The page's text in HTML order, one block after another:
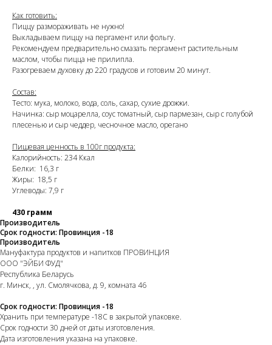
Как готовить:
Пиццу размораживать не нужно!
Выкладываем пиццу на пергамент или фольгу.
Рекомендуем предварительно смазать пергамент растительным
маслом, чтобы пицца не прилипла.
Разогреваем духовку до 220 градусов и готовим 20 минут.
Состав:
Тесто: мука, молоко, вода, соль, сахар, сухие дрожжи.
Начинка: сыр моцарелла, соус томатный, сыр пармезан, сыр с голубой
плесенью и сыр чеддер, чесночное масло, орегано
Пищевая ценность в 100г продукта:
Калорийность: 234 Ккал
Белки: 16,3 г
Жиры: 18,5 г
Углеводы: 7,9 г
430 грамм
Производитель
Срок годности: Провинция -18
Производитель
Мануфактура продуктов и напитков ПРОВИНЦИЯ
ООО "ЭЙБИ ФУД"
Республика Беларусь
г. Минск, , ул. Смолячкова, д. 9, комната 46
Срок годности: Провинция -18
Хранить при температуре -18С в закрытой упаковке.
Срок годности 30 дней от даты изготовления.
Дата изготовления указана на упаковке.